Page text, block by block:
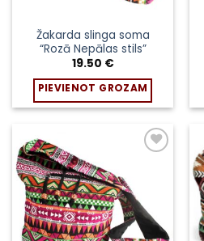
Žakarda slinga soma
“Rozā Nepālas stils”
19.50 €
PIEVIENOT GROZAM